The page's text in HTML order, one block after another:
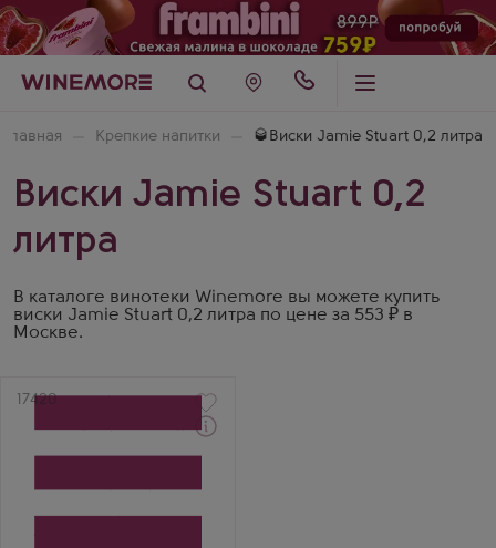
Главная Крепкие напитки 🥃Виски Jamie Stuart 0,2 литра
Виски Jamie Stuart 0,2
литра
В каталоге винотеки Winemore вы можете купить
виски Jamie Stuart 0,2 литра по цене за 553 ₽ в
Москве.
Артикул
17420
Купажированный